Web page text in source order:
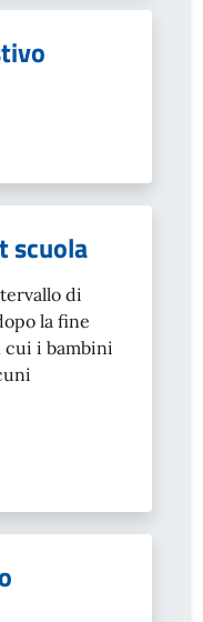
scuola
di
la fine
cui i bambini